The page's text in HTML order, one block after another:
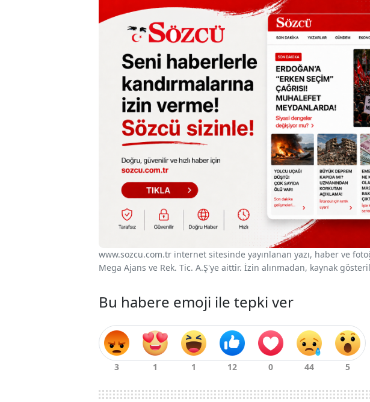
www.sozcu.com.tr internet sitesinde yayınlanan yazı, haber ve
Mega Ajans ve Rek. Tic. A.Ş'ye aittir. İzin alınmadan, kaynak
Bu habere emoji ile tepki ver